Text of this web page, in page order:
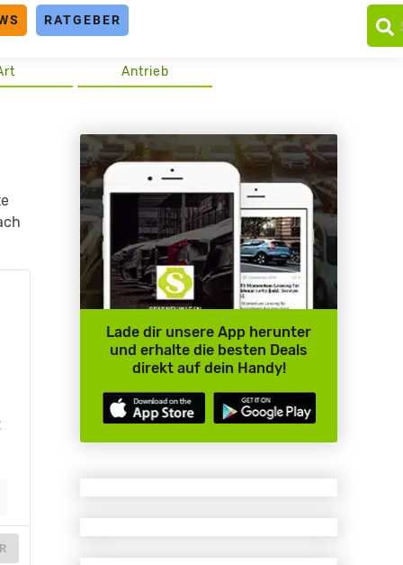
RATGEBER
Antrieb
Lade dir unsere App herunter
und erhalte die besten Deals
direkt auf dein Handy!